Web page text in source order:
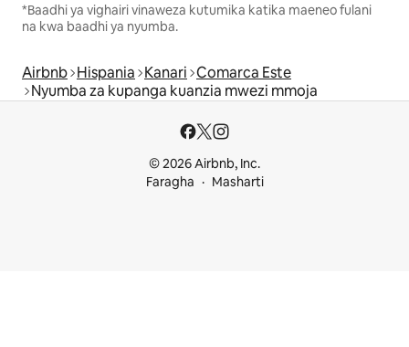
*Baadhi ya vighairi vinaweza kutumika katika maeneo fulani
na kwa baadhi ya nyumba.
Airbnb Hispania Kanari Comarca Este
Nyumba za kupanga kuanzia mwezi mmoja
© 2026 Airbnb, Inc.
Faragha
Masharti